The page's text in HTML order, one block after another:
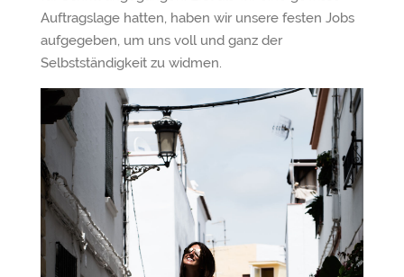
Auftragslage hatten, haben wir unsere festen Jobs
aufgegeben, um uns voll und ganz der
Selbstständigkeit zu widmen.